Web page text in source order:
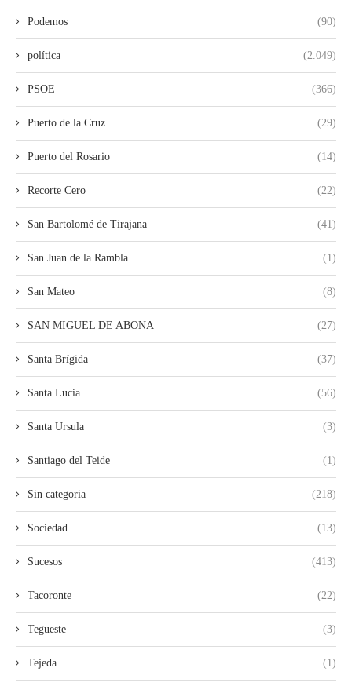
Podemos (90)
política (2.049)
PSOE (366)
Puerto de la Cruz (29)
Puerto del Rosario (14)
Recorte Cero (22)
San Bartolomé de Tirajana (41)
San Juan de la Rambla (1)
San Mateo (8)
SAN MIGUEL DE ABONA (27)
Santa Brígida (37)
Santa Lucia (56)
Santa Ursula (3)
Santiago del Teide (1)
Sin categoria (218)
Sociedad (13)
Sucesos (413)
Tacoronte (22)
Tegueste (3)
Tejeda (1)